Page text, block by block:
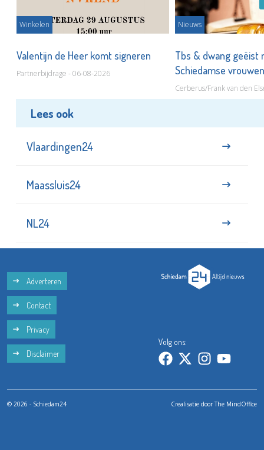
Winkelen
Valentijn de Heer komt signeren
Partnerbijdrage - 06-08-2026
Nieuws
Tbs & dwang geëist
Schiedamse
Cerberus/Frank van den
Lees ook
Vlaardingen24
Maassluis24
NL24
Adverteren
Contact
Privacy
Disclaimer
Volg ons:
© 2026 - Schiedam24 Crealisatie doorThe MindOffice